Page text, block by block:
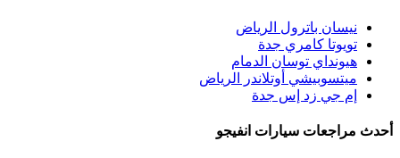
نيسان باترول الرياض
تويوتا كامري جدة
هيونداي توسان الدمام
ميتسوبيشي أوتلاندر الرياض
إم جي زد إس جدة
أحدث مراجعات سيارات انفيجو